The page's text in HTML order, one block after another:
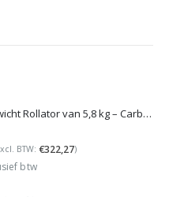
Homecare lichtgewicht Rollator van 5,8 kg – Carbon rollator tot 150 kg draaggewicht – Dubbel opvouwbaar en inclusief reistas - Rood
BTW: €322,27)
btw